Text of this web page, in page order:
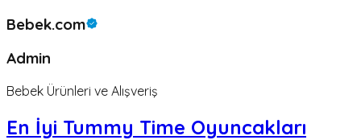
Bebek.com
Admin
Bebek Ürünleri ve Alışveriş
En İyi Tummy Time Oyuncakları